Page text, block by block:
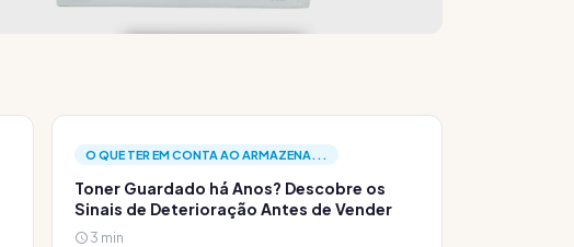
O QUE TER EM CONTA AO ARMAZENA...
Toner Guardado há Anos? Descobre os
Sinais de Deterioração Antes de Vender
3 min